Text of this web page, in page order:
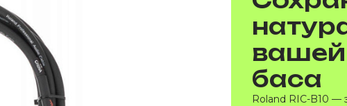
вашей
баса
Roland RIC-B10 —